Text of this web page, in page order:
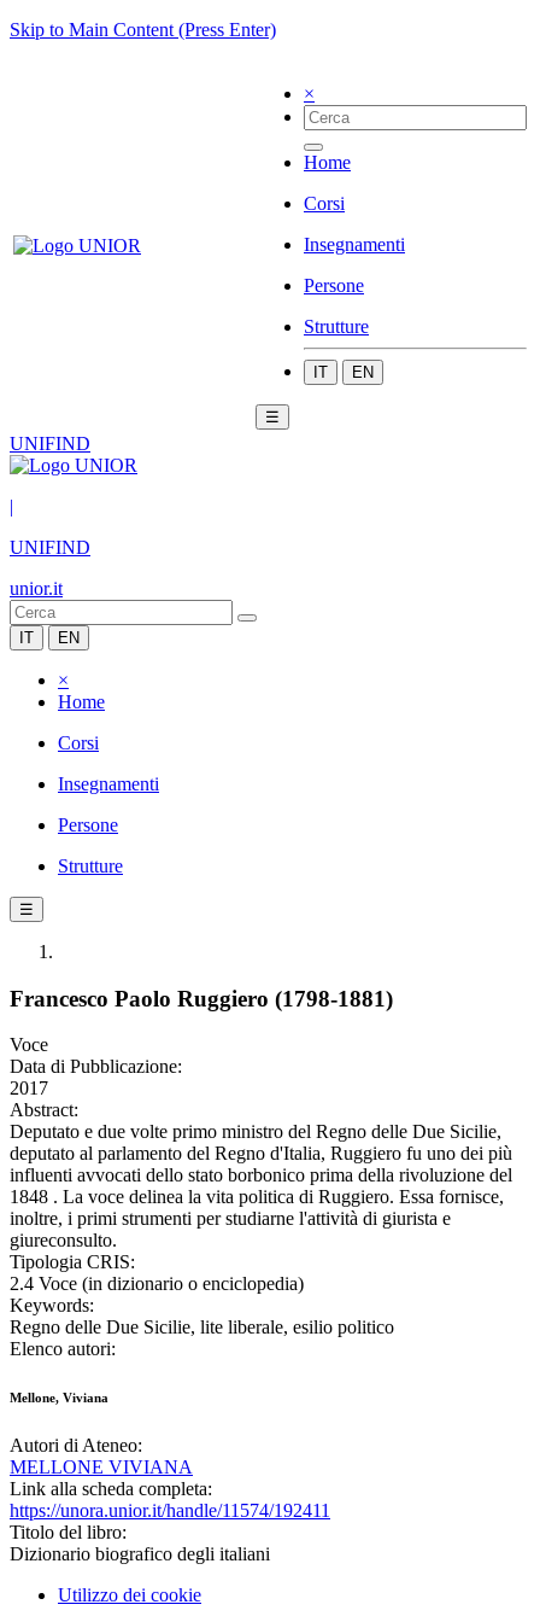
Skip to Main Content (Press Enter)
×
Home
Corsi
Insegnamenti
Persone
Strutture
IT EN
☰
UNIFIND
|
UNIFIND
unior.it
IT EN
×
Home
Corsi
Insegnamenti
Persone
Strutture
☰
Francesco Paolo Ruggiero (1798-1881)
Voce
Data di Pubblicazione:
2017
Abstract:
Deputato e due volte primo ministro del Regno delle Due Sicilie,
deputato al parlamento del Regno d'Italia, Ruggiero fu uno dei più
influenti avvocati dello stato borbonico prima della rivoluzione del
1848 . La voce delinea la vita politica di Ruggiero. Essa fornisce,
inoltre, i primi strumenti per studiarne l'attività di giurista e
giureconsulto.
Tipologia CRIS:
2.4 Voce (in dizionario o enciclopedia)
Keywords:
Regno delle Due Sicilie, lite liberale, esilio politico
Elenco autori:
Mellone, Viviana
Autori di Ateneo:
MELLONE VIVIANA
Link alla scheda completa:
https://unora.unior.it/handle/11574/192411
Titolo del libro:
Dizionario biografico degli italiani
Utilizzo dei cookie